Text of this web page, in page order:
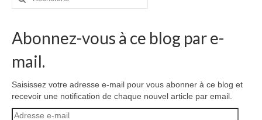
:
Abonnez-vous à ce blog par e-
mail.
Saisissez votre adresse e-mail pour vous abonner à ce blog et
recevoir une notification de chaque nouvel article par email.
Adresse